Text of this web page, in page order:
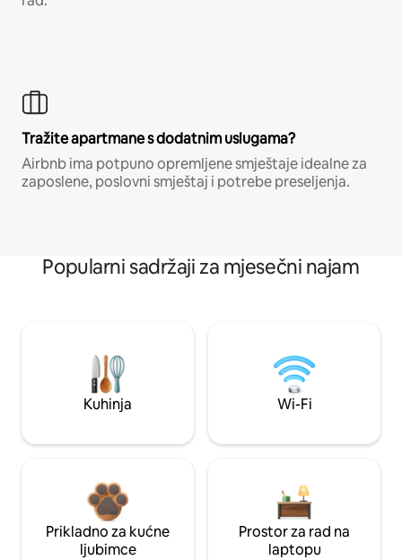
Tražite apartmane s dodatnim uslugama?
Airbnb ima potpuno opremljene smještaje idealne za
zaposlene, poslovni smještaj i potrebe preseljenja.
Popularni sadržaji za mjesečni najam
Kuhinja Wi-Fi
Prikladno za kućne
ljubimce
Prostor za rad na
laptopu